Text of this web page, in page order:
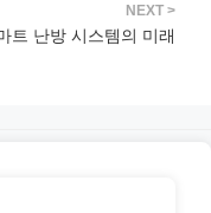
트 난방 시스템의 미래